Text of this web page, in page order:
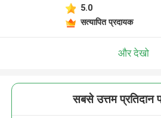
5.0
सत्यापित प्रदायक
और देखो
सबसे उत्तम प्रतिदान